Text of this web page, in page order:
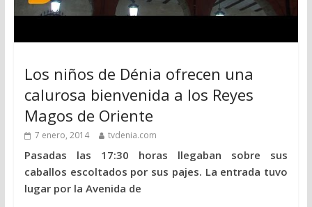
Los niños de Dénia ofrecen una
calurosa bienvenida a los Reyes
Magos de Oriente
7 enero, 2014 tvdenia.com
Pasadas las 17:30 horas llegaban sobre sus
caballos escoltados por sus pajes. La entrada tuvo
lugar por la Avenida de